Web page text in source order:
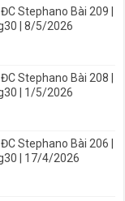
Stephano Bài 209 |
| 8/5/2026
Stephano Bài 208 |
| 1/5/2026
Stephano Bài 206 |
| 17/4/2026